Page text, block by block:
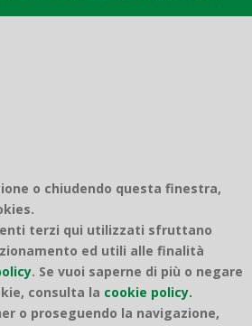
o chiudendo questa finestra,
terzi qui utilizzati sfruttano
ed utili alle finalità
. Se vuoi saperne di più o negare
consulta la cookie policy.
o proseguendo la navigazione,